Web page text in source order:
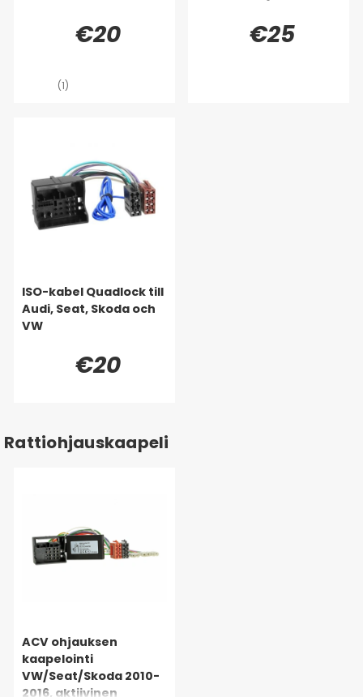
€20
(1)
€25
ISO-kabel Quadlock till
Audi, Seat, Skoda och
VW
€20
Rattiohjauskaapeli
ACV ohjauksen
kaapelointi
VW/Seat/Skoda 2010-
2016, aktiivinen